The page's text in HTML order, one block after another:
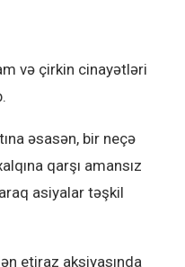
və çirkin cinayətləri
əsasən, bir neçə
qarşı amansız
asiyalar təşkil
etiraz aksiyasında